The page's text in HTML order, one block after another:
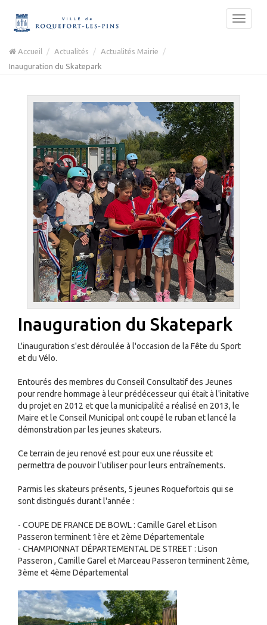
Accueil Actualités
Actualités Mairie
Inauguration du Skatepark
Inauguration du Skatepark
L'inauguration s'est déroulée à l'occasion de la Fête du Sport
et du Vélo.
Entourés des membres du Conseil Consultatif des Jeunes
pour rendre hommage à leur prédécesseur qui était à l'initative
du projet en 2012 et que la municipalité a réalisé en 2013, le
Maire et le Conseil Municipal ont coupé le ruban et lancé la
démonstration par les jeunes skateurs.
Ce terrain de jeu renové est pour eux une réussite et
permettra de pouvoir l'utiliser pour leurs entraînements.
Parmis les skateurs présents, 5 jeunes Roquefortois qui se
sont distingués durant l'année :
- COUPE DE FRANCE DE BOWL : Camille Garel et Lison
Passeron terminent 1ère et 2ème Départementale
- CHAMPIONNAT DÉPARTEMENTAL DE STREET : Lison
Passeron , Camille Garel et Marceau Passeron terminent 2ème,
3ème et 4ème Départemental